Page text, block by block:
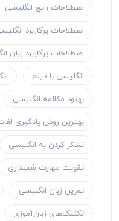
اصطلاحات رایج انگلیسی
اصطلاحات پرکاربرد
اصطلاحات پرکاربرد زبان
انگلیسی با فیلم
بهبود مکالمه انگلیسی
بهترین روش یادگیری
تشکر کردن به انگلیسی
تقویت مهارت شنیداری
تمرین زبان انگلیسی
تکنیک‌های زبان‌آموزی